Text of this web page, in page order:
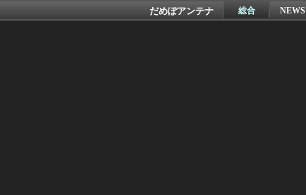
だめぽアンテナ 総合 NEWS